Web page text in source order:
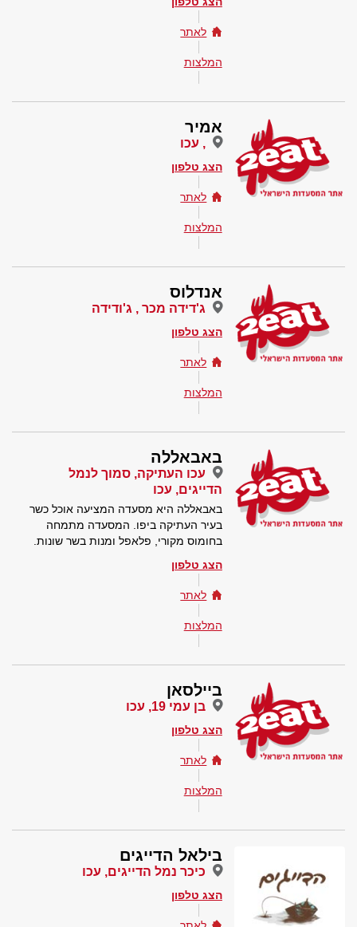
לאתר
המלצות
אמיר
, עכו
הצג טלפון
לאתר
המלצות
אנדלוס
ג'דידה מכר , ג'ודידה
הצג טלפון
לאתר
המלצות
באבאללה
עכו העתיקה, סמוך לנמל
הדייגים, עכו
באבאללה היא מסעדה המציעה אוכל כשר
בעיר העתיקה ביפו. המסעדה מתמחה
בחומוס מקורי, פלאפל ומנות בשר שונות.
הצג טלפון
לאתר
המלצות
ביילסאן
בן עמי 19, עכו
הצג טלפון
לאתר
המלצות
בילאל הדייגים
כיכר נמל הדייגים, עכו
הצג טלפון